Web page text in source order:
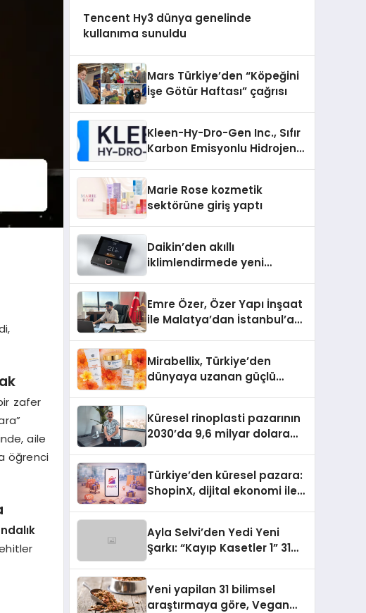
zafer
aile
öğrenci
Tencent Hy3 dünya genelinde
kullanıma sunuldu
Mars Türkiye’den “Köpeğini
İşe Götür Haftası” çağrısı
Kleen-Hy-Dro-Gen Inc., Sıfır
Karbon Emisyonlu Hidrojen
Aldı
Marie Rose kozmetik
sektörüne giriş yaptı
Daikin’den akıllı
iklimlendirmede yeni
Emre Özer, Özer Yapı İnşaat
ile Malatya’dan İstanbul’a
Mirabellix, Türkiye’den
dünyaya uzanan güçlü
Küresel rinoplasti pazarının
2030’da 9,6 milyar dolara
Türkiye’den küresel pazara:
ShopinX, dijital ekonomi ile
Ayla Selvi’den Yedi Yeni
Şarkı: “Kayıp Kasetler 1” 31
Yeni yapilan 31 bilimsel
araştırmaya göre, Vegan